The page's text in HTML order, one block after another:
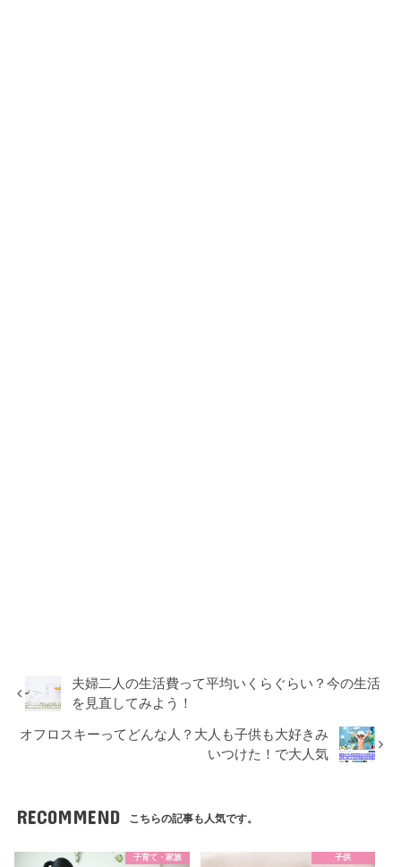
夫婦二人の生活費って平均いくらぐらい？今の生活
を見直してみよう！
オフロスキーってどんな人？大人も子供も大好きみ
いつけた！で大人気
RECOMMEND こちらの記事も人気です。
子育て・家族 子供